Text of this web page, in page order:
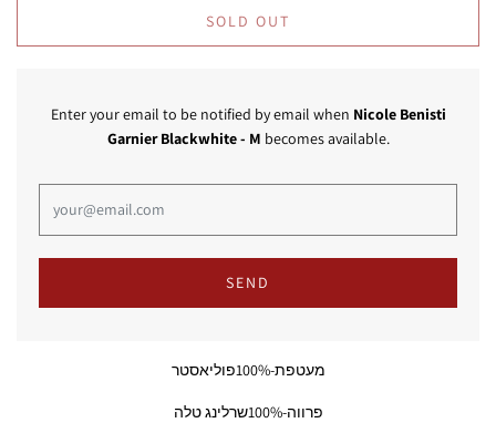
SOLD OUT
Enter your email to be notified by email when Nicole Benisti
Garnier Blackwhite- M becomes available.
מעטפת-100%פוליאסטר
פרווה-100%שרלינג טלה